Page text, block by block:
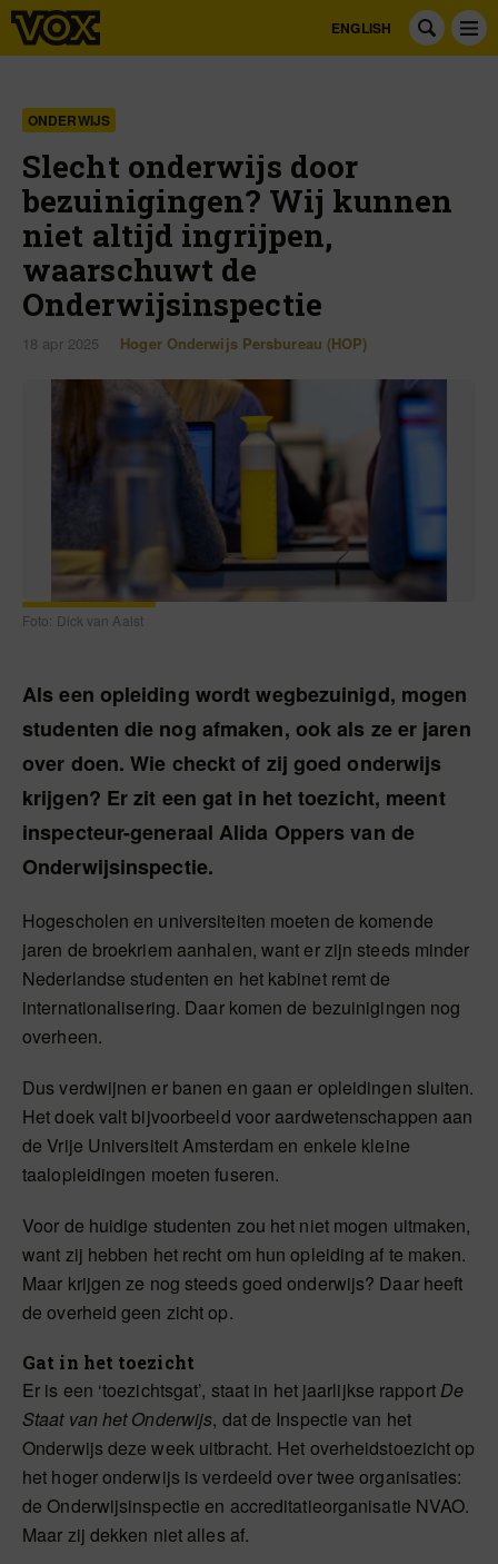
ENGLISH
ONDERWIJS
Slecht onderwijs door
bezuinigingen? Wij kunnen
niet altijd ingrijpen,
waarschuwt de
Onderwijsinspectie
18 apr 2025 Hoger Onderwijs Persbureau (HOP)
Foto: Dick van Aalst
Als een opleiding wordt wegbezuinigd, mogen
studenten die nog afmaken, ook als ze er jaren
over doen. Wie checkt of zij goed onderwijs
krijgen? Er zit een gat in het toezicht, meent
inspecteur-generaal Alida Oppers van de
Onderwijsinspectie.
Hogescholen en universiteiten moeten de komende
jaren de broekriem aanhalen, want er zijn steeds minder
Nederlandse studenten en het kabinet remt de
internationalisering. Daar komen de bezuinigingen nog
overheen.
Dus verdwijnen er banen en gaan er opleidingen sluiten.
Het doek valt bijvoorbeeld voor aardwetenschappen aan
de Vrije Universiteit Amsterdam en enkele kleine
taalopleidingen moeten fuseren.
Voor de huidige studenten zou het niet mogen uitmaken,
want zij hebben het recht om hun opleiding af te maken.
Maar krijgen ze nog steeds goed onderwijs? Daar heeft
de overheid geen zicht op.
Gat in het toezicht
Er is een ‘toezichtsgat’, staat in het jaarlijkse rapport De
Staat van het Onderwijs, dat de Inspectie van het
Onderwijs deze week uitbracht. Het overheidstoezicht op
het hoger onderwijs is verdeeld over twee organisaties:
de Onderwijsinspectie en accreditatieorganisatie NVAO.
Maar zij dekken niet alles af.